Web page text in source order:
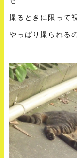
撮るときに限って
やっぱり撮られる